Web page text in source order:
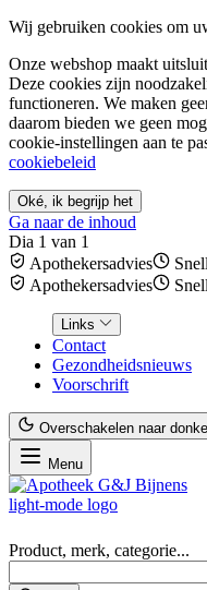
Wij gebruiken cookies om
Onze webshop maakt
Deze cookies zijn
functioneren. We maken
daarom bieden we geen
cookie-instellingen aan te
cookiebeleid
Oké, ik begrijp het
Ga naar de inhoud
Dia 1 van 1
Apothekersadvies
Apothekersadvies
Links
Contact
Gezondheidsnieuws
Voorschrift
Overschakelen naar
Menu
Product, merk, categorie...